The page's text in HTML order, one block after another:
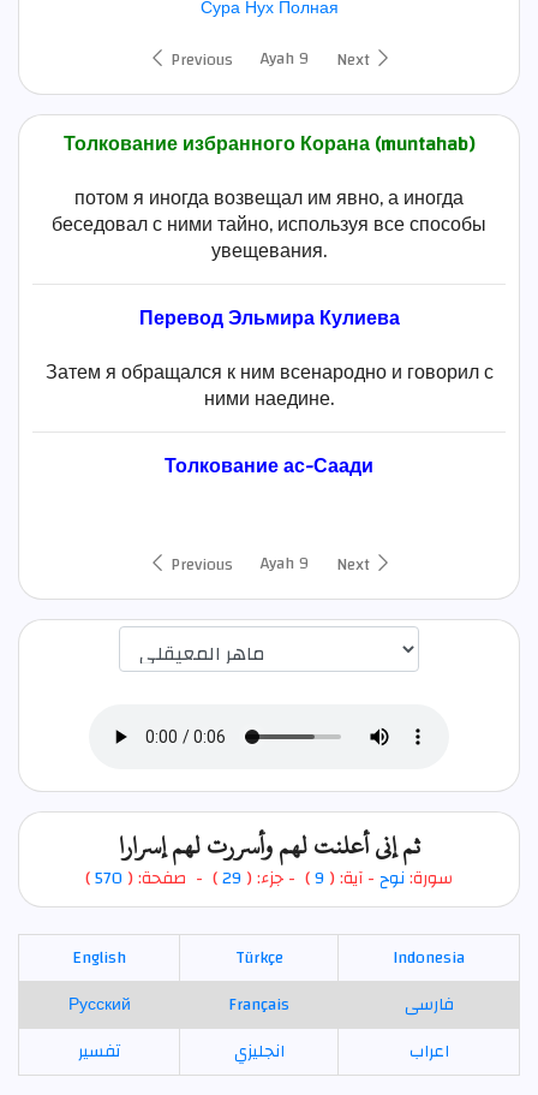
Сура Нух Полная
Previous
Ayah 9 Next
Толкование избранного Корана (muntahab)
потом я иногда возвещал им явно, а иногда
беседовал с ними тайно, используя все способы
увещевания.
Перевод Эльмира Кулиева
Затем я обращался к ним всенародно и говорил с
ними наедине.
Толкование ас-Саади
Previous Ayah 9 Next
اختيار قارئ الآية
ثم إني أعلنت لهم وأسررت لهم إسرارا
سورة:نوح- آية: (9
) - جزء: (29) - صفحة: (570
)
English Türkçe
Indonesia
Русский
Français
فارسی
تفسير
انجليزي اعراب